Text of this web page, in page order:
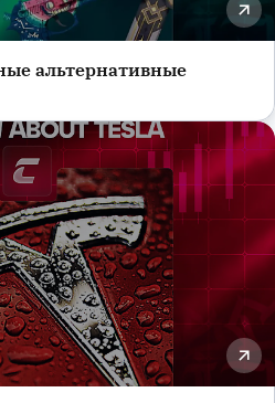
альтернативные